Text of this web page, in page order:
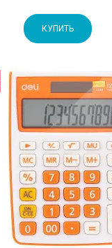
КУПИТЬ